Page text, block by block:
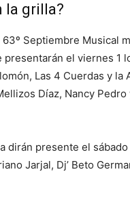
la grilla?
Septiembre Musical
el viernes 1
Las 4 Cuerdas y la
Díaz, Nancy
presente el sábado
Jarjal, Dj’ Beto